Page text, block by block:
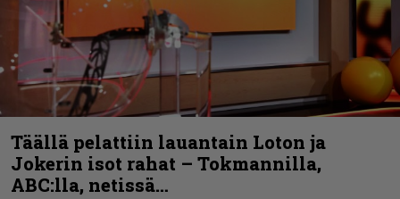
Täällä pelattiin lauantain Loton ja
Jokerin isot rahat – Tokmannilla,
ABC:lla, netissä…